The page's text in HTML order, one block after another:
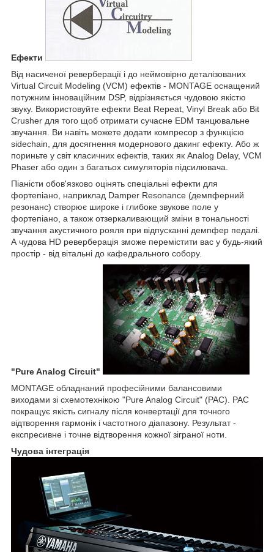
Ефекти
Від насиченої реверберації і до неймовірно деталізованих
Virtual Circuit Modeling (VCM) ефектів - MONTAGE оснащений
потужним інноваційним DSP, відрізняється чудовою якістю
звуку. Використовуйте ефекти Beat Repeat, Vinyl Break або Bit
Crusher для того щоб отримати сучасне EDM танцювальне
звучання. Ви навіть можете додати компресор з функцією
sidechain, для досягнення модернового дакинг ефекту. Або ж
пориньте у світ класичних ефектів, таких як Analog Delay, VCM
Phaser або один з багатьох симуляторів підсилювача.
Піаністи обов'язково оцінять спеціальні ефекти для
фортепіано, наприклад Damper Resonance (демпферний
резонанс) створює широке і глибоке звукове поле у
фортепіано, а також отзеркаливающий зміни в тональності
звучання акустичного рояля при відпусканні демпфер педалі.
А чудова HD реверберація зможе перемістити вас у будь-який
простір - від вітальні до кафедрального собору.
"Pure Analog Circuit"
MONTAGE обладнаний професійними балансовими
виходами зі схемотехнікою "Pure Analog Circuit" (PAC). PAC
покращує якість сигналу після конвертації для точного
відтворення гармонік і частотного діапазону. Результат -
експресивне і точне відтворення кожної зіграної ноти.
Чудова інтеграція